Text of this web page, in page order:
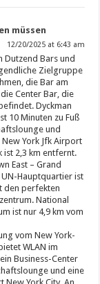
müssen
12/20/2025 at 6:43 am
Dutzend Bars und
Zielgruppe
die Bar am
Center Bar, die
Dyckman
10 Minuten zu Fuß
und
York Jfk Airport
ist 2,3 km entfernt.
East – Grand
Hauptquartier ist
den perfekten
National
ist nur 4,9 km vom
vom New York-
WLAN im
Business-Center
und eine